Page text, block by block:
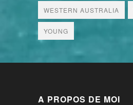
WESTERN AUSTRALIA
YOUNG
A PROPOS DE MOI